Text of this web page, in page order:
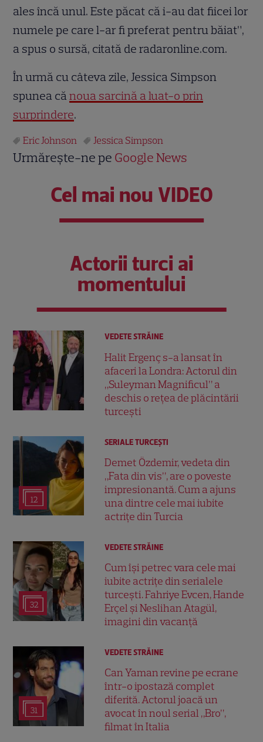
ales încă unul. Este păcat că i-au dat fiicei lor
numele pe care l-ar fi preferat pentru băiat”,
a spus o sursă, citată de radaronline.com.
În urmă cu câteva zile, Jessica Simpson
spunea cănoua sarcină a luat-o prin
surprindere.
Eric Johnson Jessica Simpson
Urmărește-ne pe Google News
Cel mai nou VIDEO
Actorii turci ai
momentului
VEDETE STRĂINE
Halit Ergenç s-a lansat în
afaceri la Londra: Actorul din
„Suleyman Magnificul” a
deschis o rețea de plăcintării
turcești
12
SERIALE TURCEŞTI
Demet Özdemir, vedeta din
„Fata din vis”, are o poveste
impresionantă. Cum a ajuns
una dintre cele mai iubite
actrițe din Turcia
32
VEDETE STRĂINE
Cum își petrec vara cele mai
iubite actrițe din serialele
turcești. Fahriye Evcen, Hande
Erçel și Neslihan Atagül,
imagini din vacanță
31
VEDETE STRĂINE
Can Yaman revine pe ecrane
într-o ipostază complet
diferită. Actorul joacă un
avocat în noul serial „Bro”,
filmat în Italia